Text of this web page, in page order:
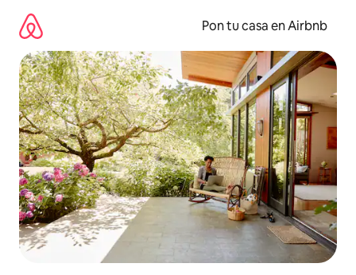
contenido
Pon tu casa en Airbnb